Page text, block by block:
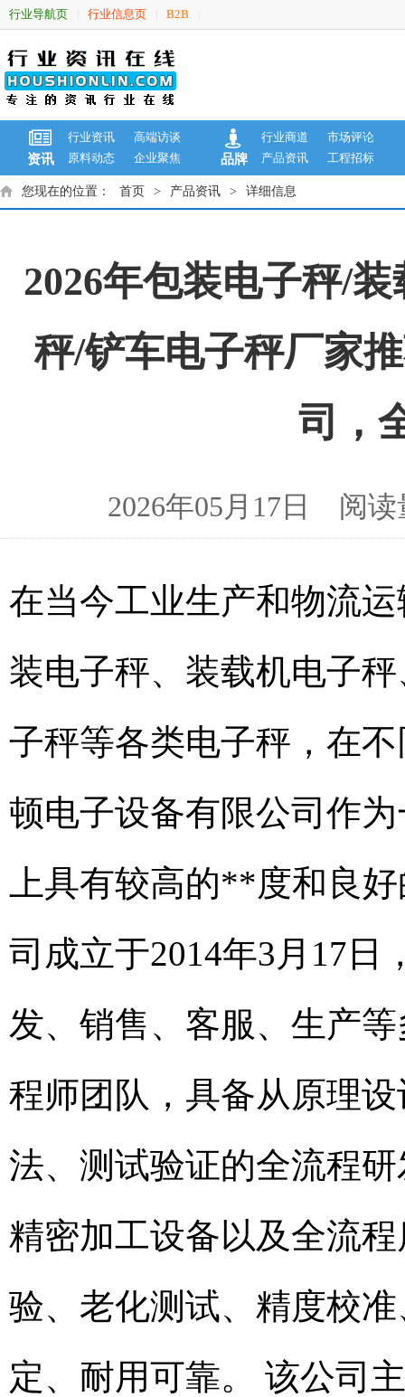
行业导航页 行业信息页 B2B
资讯
行业资讯
高端访谈
原料动态
企业聚焦 品牌
行业商道
市场评论
产品资讯
工程招标
您现在的位置： 首页 > 产品资讯 > 详细信息
2026年包装电子秤/
秤/铲车电子秤厂家
司，
2026年05月17日 阅
在当今工业生产和物流
装电子秤、装载机电子
子秤等各类电子秤，在
顿电子设备有限公司作
上具有较高的**度和良
司成立于2014年3月17日
发、销售、客服、生产
程师团队，具备从原理
法、测试验证的全流程
精密加工设备以及全流
验、老化测试、精度校
定、耐用可靠。 该公司